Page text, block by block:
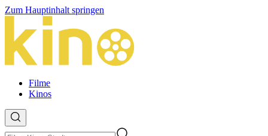
Zum Hauptinhalt springen
Filme
Kinos